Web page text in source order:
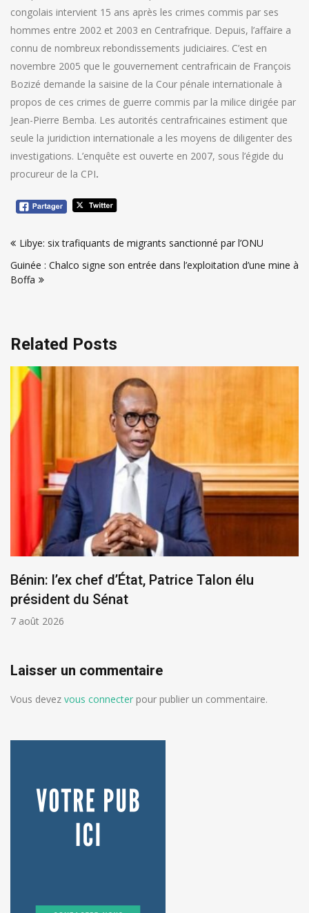
congolais intervient 15 ans après les crimes commis par ses
hommes entre 2002 et 2003 en Centrafrique. Depuis, l’affaire a
connu de nombreux rebondissements judiciaires. C’est en
novembre 2005 que le gouvernement centrafricain de François
Bozizé demande la saisine de la Cour pénale internationale à
propos de ces crimes de guerre commis par la milice dirigée par
Jean-Pierre Bemba. Les autorités centrafricaines estiment que
seule la juridiction internationale a les moyens de diligenter des
investigations. L’enquête est ouverte en 2007, sous l’égide du
procureur de la CPI.
de
l’article
Libye: six trafiquants de migrants sanctionné par l’ONU
Guinée : Chalco signe son entrée dans l’exploitation d’une mine à
Boffa
Related Posts
Bénin: l’ex chef d’État, Patrice Talon élu
président du Sénat
7 août 2026
Laisser un commentaire
Vous devez vous connecter pour publier un commentaire.